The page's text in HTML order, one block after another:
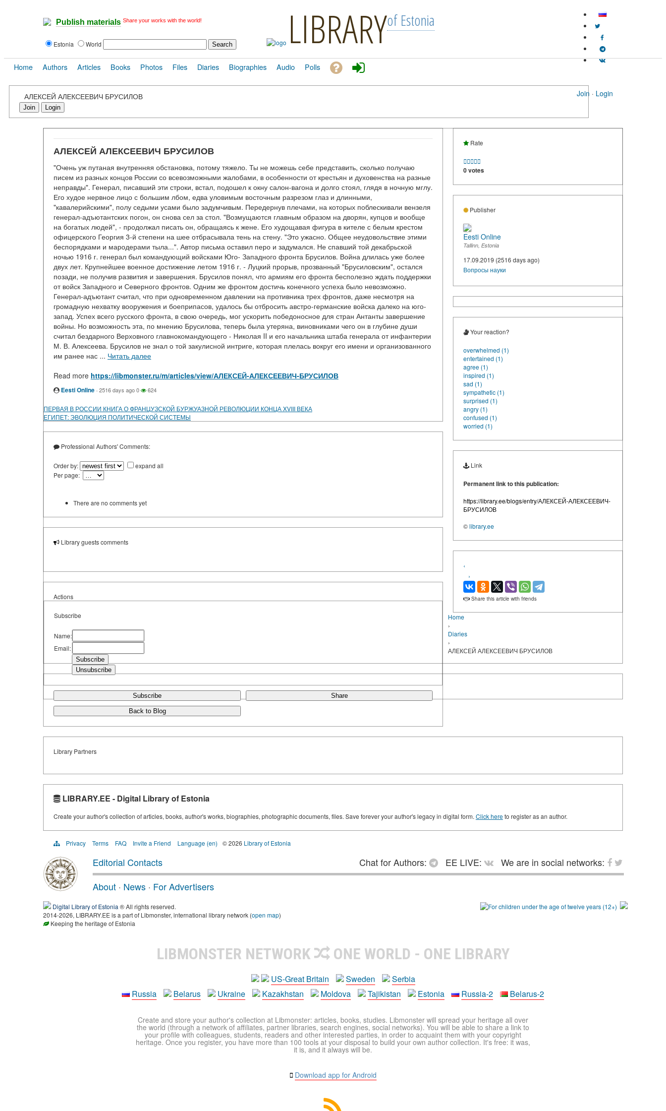
Publish materials Share your works with the world!
Estonia World LIBRARYof Estonia
Join · Login
Home Authors Articles Books Photos Files Diaries Biographies Audio Polls
АЛЕКСЕЙ АЛЕКСЕЕВИЧ БРУСИЛОВ
Join Login
АЛЕКСЕЙ АЛЕКСЕЕВИЧ БРУСИЛОВ
"Очень уж путаная внутренняя обстановка, потому тяжело. Ты не можешь себе представить, сколько получаю
писем из разных концов России со всевозможными жалобами, в особенности от крестьян и духовенства на разные
неправды". Генерал, писавший эти строки, встал, подошел к окну салон-вагона и долго стоял, глядя в ночную мглу.
Его худое нервное лицо с большим лбом, едва уловимым восточным разрезом глаз и длинными,
"кавалерийскими", полу седыми усами было задумчивым. Передернув плечами, на которых поблескивали вензеля
генерал-адъютантских погон, он снова сел за стол. "Возмущаются главным образом на дворян, купцов и вообще
на богатых людей", - продолжал писать он, обращаясь к жене. Его худощавая фигура в кителе с белым крестом
офицерского Георгия 3-й степени на шее отбрасывала тень на стену. "Это ужасно. Общее неудовольствие этими
беспорядками и мародерами тыла...". Автор письма оставил перо и задумался. Не спавший той декабрьской
ночью 1916 г. генерал был командующий войсками Юго- Западного фронта Брусилов. Война длилась уже более
двух лет. Крупнейшее военное достижение летом 1916 г. - Луцкий прорыв, прозванный "Брусиловским", остался
позади, не получив развития и завершения. Брусилов понял, что армиям его фронта бесполезно ждать поддержки
от войск Западного и Северного фронтов. Одним же фронтом достичь конечного успеха было невозможно.
Генерал-адъютант считал, что при одновременном давлении на противника трех фронтов, даже несмотря на
громадную нехватку вооружения и боеприпасов, удалось бы отбросить австро-германские войска далеко на юго-
запад. Успех всего русского фронта, в свою очередь, мог ускорить победоносное для стран Антанты завершение
войны. Но возможность эта, по мнению Брусилова, теперь была утеряна, виновниками чего он в глубине души
считал бездарного Верховного главнокомандующего - Николая II и его начальника штаба генерала от инфантерии
М. В. Алексеева. Брусилов не знал о той закулисной интриге, которая плелась вокруг его имени и организованного
им ранее нас ... Читать далее
Read more https://libmonster.ru/m/articles/view/АЛЕКСЕЙ-АЛЕКСЕЕВИЧ-БРУСИЛОВ
Eesti Online ·2516 days ago0 624
ПЕРВАЯ В РОССИИ КНИГА О ФРАНЦУЗСКОЙ БУРЖУАЗНОЙ РЕВОЛЮЦИИ КОНЦА XVIII ВЕКА
ЕГИПЕТ: ЭВОЛЮЦИЯ ПОЛИТИЧЕСКОЙ СИСТЕМЫ
Professional Authors' Comments:
Order by:
expand all
Per page:
There are no comments yet
Library guests comments
Actions
Subscribe
Name:
Email:
Subscribe Share
Back to Blog
Rate

0 votes
Publisher
Eesti Online
Tallinn, Estonia
17.09.2019 (2516 days ago)
Вопросы науки
Your reaction?
overwhelmed (1)
entertained (1)
agree (1)
inspired (1)
sad (1)
sympathetic (1)
surprised (1)
angry (1)
confused (1)
worried (1)
Link
Permanent link to this publication:
https://library.ee/blogs/entry/АЛЕКСЕЙ-АЛЕКСЕЕВИЧ-
БРУСИЛОВ
©library.ee
‹
›
Share this article with friends
Library Partners
LIBRARY.EE - Digital Library of Estonia
Create your author's collection of articles, books, author's works, biographies, photographic documents, files. Save forever your author's legacy in digital form. Click hereto register as an author.
Home
›
Diaries
›
АЛЕКСЕЙ АЛЕКСЕЕВИЧ БРУСИЛОВ
Privacy Terms FAQ Invite a Friend Language (en) © 2026 Library of Estonia
Editorial Contacts Chat for Authors: EE LIVE:
We are in social networks:
About · News · For Advertisers
Digital Library of Estonia ® All rights reserved.
2014-2026, LIBRARY.EE is a part of Libmonster, international library network (open map)
Keeping the heritage of Estonia
LIBMONSTER NETWORK ONE WORLD - ONE LIBRARY
US-Great Britain Sweden
Serbia
Russia
Belarus Ukraine Kazakhstan Moldova Tajikistan Estonia Russia-2 Belarus-2
Create and store your author's collection at Libmonster: articles, books, studies. Libmonster will spread your heritage all over
the world (through a network of affiliates, partner libraries, search engines, social networks). You will be able to share a link to
your profile with colleagues, students, readers and other interested parties, in order to acquaint them with your copyright
heritage. Once you register, you have more than 100 tools at your disposal to build your own author collection. It's free: it was,
it is, and it always will be.
Download app for Android